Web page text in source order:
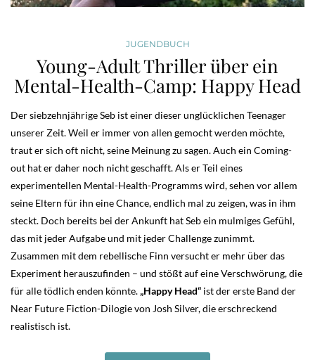
JUGENDBUCH
Young-Adult Thriller über ein
Mental-Health-Camp: Happy Head
Der siebzehnjährige Seb ist einer dieser unglücklichen Teenager
unserer Zeit. Weil er immer von allen gemocht werden möchte,
traut er sich oft nicht, seine Meinung zu sagen. Auch ein Coming-
out hat er daher noch nicht geschafft. Als er Teil eines
experimentellen Mental-Health-Programms wird, sehen vor allem
seine Eltern für ihn eine Chance, endlich mal zu zeigen, was in ihm
steckt. Doch bereits bei der Ankunft hat Seb ein mulmiges Gefühl,
das mit jeder Aufgabe und mit jeder Challenge zunimmt.
Zusammen mit dem rebellische Finn versucht er mehr über das
Experiment herauszufinden – und stößt auf eine Verschwörung, die
für alle tödlich enden könnte. „Happy Head“ ist der erste Band der
Near Future Fiction-Dilogie von Josh Silver, die erschreckend
realistisch ist.